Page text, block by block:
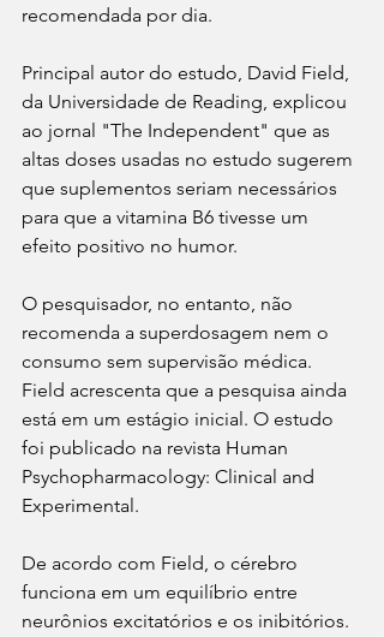
recomendada por dia.
Principal autor do estudo, David Field,
da Universidade de Reading, explicou
ao jornal "The Independent" que as
altas doses usadas no estudo sugerem
que suplementos seriam necessários
para que a vitamina B6 tivesse um
efeito positivo no humor.
O pesquisador, no entanto, não
recomenda a superdosagem nem o
consumo sem supervisão médica.
Field acrescenta que a pesquisa ainda
está em um estágio inicial. O estudo
foi publicado na revista Human
Psychopharmacology: Clinical and
Experimental.
De acordo com Field, o cérebro
funciona em um equilíbrio entre
neurônios excitatórios e os inibitórios.